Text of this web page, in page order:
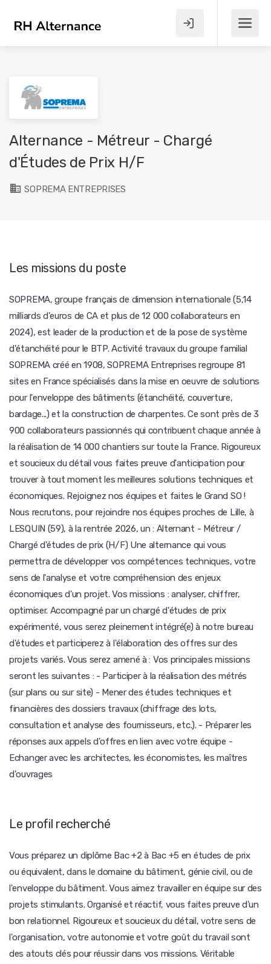
Alternance - Métreur - Chargé
d'Études de Prix H/F
SOPREMA ENTREPRISES
Les missions du poste
SOPREMA, groupe français de dimension internationale (5,14
milliards d'euros de CA et plus de 12 000 collaborateurs en
2024), est leader de la production et de la pose de système
d'étanchéité pour le BTP. Activité travaux du groupe familial
SOPREMA créé en 1908, SOPREMA Entreprises regroupe 81
sites en France spécialisés dans la mise en oeuvre de solutions
pour l'enveloppe des bâtiments (étanchéité, couverture,
bardage...) et la construction de charpentes. Ce sont près de 3
900 collaborateurs passionnés qui contribuent chaque année à
la réalisation de 14 000 chantiers sur toute la France. Rigoureux
et soucieux du détail vous faites preuve d'anticipation pour
trouver à tout moment les meilleures solutions techniques et
économiques. Rejoignez nos équipes et faites le Grand SO !
Nous recrutons, pour rejoindre nos équipes proches de Lille, à
LESQUIN (59), à la rentrée 2026, un : Alternant - Métreur /
Chargé d'études de prix (H/F) Une alternance qui vous
permettra de développer vos compétences techniques, votre
sens de l'analyse et votre compréhension des enjeux
économiques d'un projet. Vos missions : analyser, chiffrer,
optimiser. Accompagné par un chargé d'études de prix
expérimenté, vous serez pleinement intégré(e) à notre bureau
d'études et participerez à l'élaboration des offres sur des
projets variés. Vous serez amené à : Vos principales missions
seront les suivantes : - Participer à la réalisation des métrés
(sur plans ou sur site) - Mener des études techniques et
financières des dossiers travaux (chiffrage des lots,
consultation et analyse des fournisseurs, etc.). - Préparer les
réponses aux appels d'offres en lien avec votre équipe -
Echanger avec les architectes, les économistes, les maîtres
d'ouvrages
Le profil recherché
Vous préparez un diplôme Bac +2 à Bac +5 en études de prix
ou équivalent, dans le domaine du bâtiment, génie civil, ou de
l'enveloppe du bâtiment. Vous aimez travailler en équipe sur des
projets stimulants. Organisé et réactif, vous faites preuve d'un
bon relationnel. Rigoureux et soucieux du détail, votre sens de
l'organisation, votre autonomie et votre goût du travail sont
des atouts clés pour réussir dans vos missions. Véritable